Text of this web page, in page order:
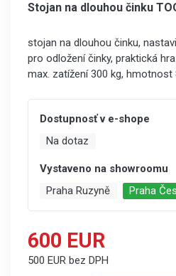
Stojan na dlouhou činku
stojan na dlouhou činku,
pro odložení činky, praktická
max. zatížení 300 kg, hmotnost
Dostupnosť v e-shope
Na dotaz
Vystaveno na showroomu
Praha Ruzyně
Praha
600 EUR
500 EUR bez DPH